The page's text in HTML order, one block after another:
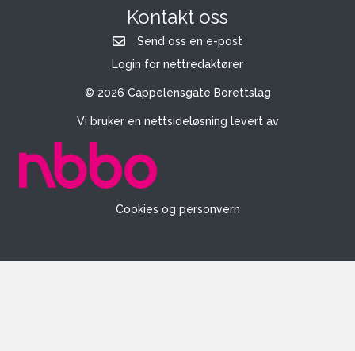
Kontakt oss
Send oss en e-post
Login for nettredaktører
© 2026 Cappelensgate Borettslag
Vi bruker en nettsideløsning levert av
Cookies og personvern